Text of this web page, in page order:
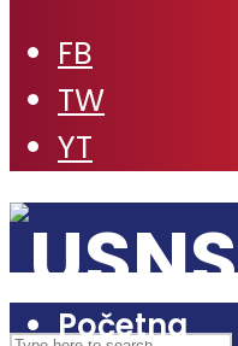
FB
TW
YT
Početna